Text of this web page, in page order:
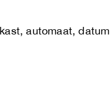
automaat, datum